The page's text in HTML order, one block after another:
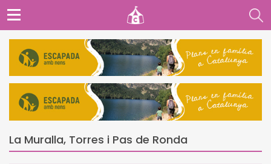
La Muralla, Torres i Pas de Ronda